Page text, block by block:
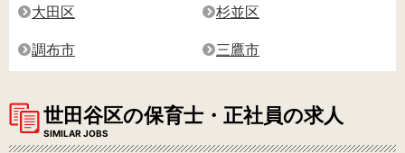
大田区 杉並区
調布市 三鷹市
世田谷区の保育士・正社員の求人
SIMILAR JOBS